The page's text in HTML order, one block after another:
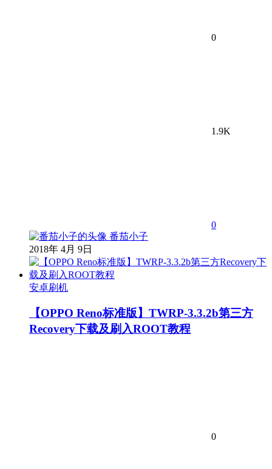
0
1.9K
0
番茄小子
2018年 4月 9日
安卓刷机
【OPPO Reno标准版】TWRP-3.3.2b第三方
Recovery下载及刷入ROOT教程
0